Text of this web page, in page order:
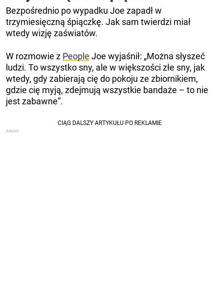
Bezpośrednio po wypadku Joe zapadł w
trzymiesięczną śpiączkę. Jak sam twierdzi miał
wtedy wizję zaświatów.
W rozmowie z People Joe wyjaśnił: „Można słyszeć
ludzi. To wszystko sny, ale w większości złe sny, jak
wtedy, gdy zabierają cię do pokoju ze zbiornikiem,
gdzie cię myją, zdejmują wszystkie bandaże – to nie
jest zabawne”.